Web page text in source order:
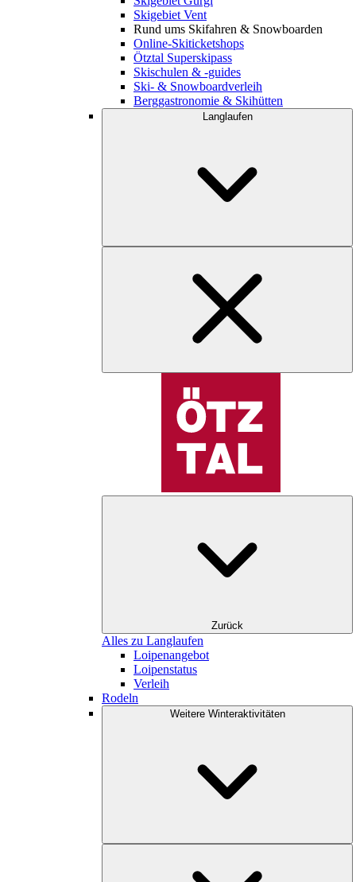
Skigebiet Vent
Rund ums Skifahren & Snowboarden
Online-Skiticketshops
Ötztal Superskipass
Skischulen & -guides
Ski- & Snowboardverleih
Berggastronomie & Skihütten
Langlaufen
Zurück
Alles zu Langlaufen
Loipenangebot
Loipenstatus
Verleih
Rodeln
Weitere Winteraktivitäten